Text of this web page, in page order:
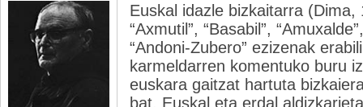
Euskal idazle bizkaitarra (Dima,
“Axmutil”, “Basabil”,
“Andoni-Zubero” ezizenak
karmeldarren komentuko buru
euskara gaitzat hartuta
bat. Euskal eta erdal